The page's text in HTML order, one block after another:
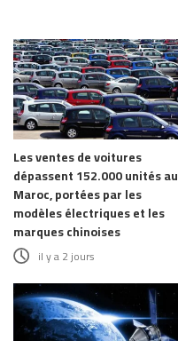
Les ventes de voitures
dépassent 152.000 unités au
Maroc, portées par les
modèles électriques et les
marques chinoises
il y a 2 jours